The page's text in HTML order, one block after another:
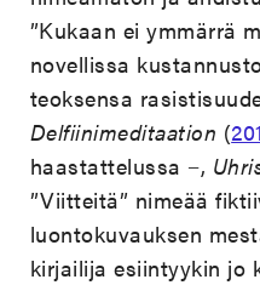
”Kukaan ei ymmärrä
novellissa
teoksensa
Delfiinimeditaation (
haastattelussa −,
”Viitteitä” nimeää
luontokuvauksen
kirjailija esiintyykin jo